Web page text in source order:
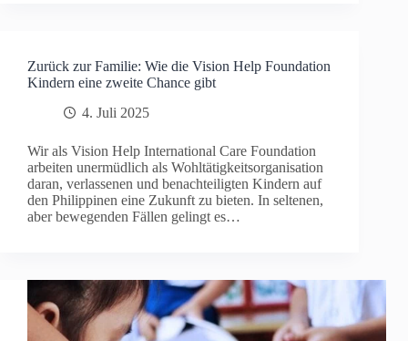
Zurück zur Familie: Wie die Vision Help Foundation
Kindern eine zweite Chance gibt
4. Juli 2025
Wir als Vision Help International Care Foundation
arbeiten unermüdlich als Wohltätigkeitsorganisation
daran, verlassenen und benachteiligten Kindern auf
den Philippinen eine Zukunft zu bieten. In seltenen,
aber bewegenden Fällen gelingt es…